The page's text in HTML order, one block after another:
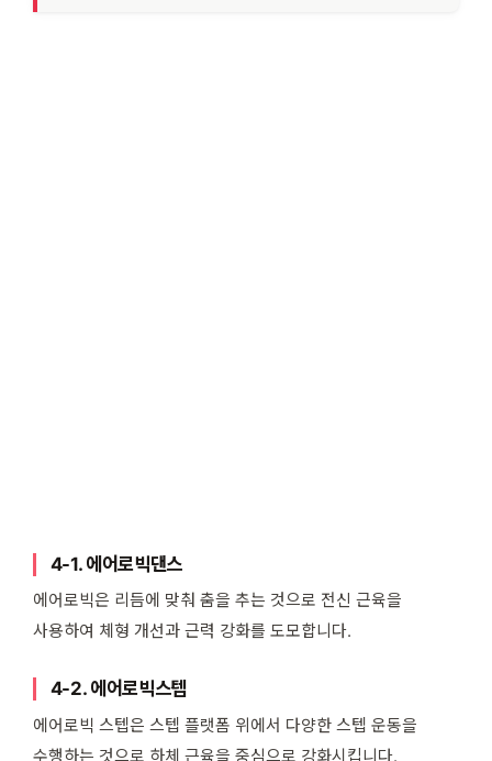
4-1. 에어로빅댄스
에어로빅은 리듬에 맞춰 춤을 추는 것으로 전신 근육을
사용하여 체형 개선과 근력 강화를 도모합니다.
4-2. 에어로빅스텝
에어로빅 스텝은 스텝 플랫폼 위에서 다양한 스텝 운동을
수행하는 것으로 하체 근육을 중심으로 강화시킵니다.